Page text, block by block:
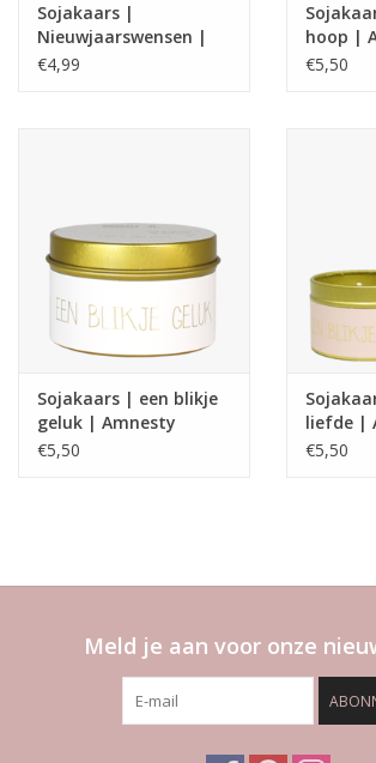
Sojakaars |
Nieuwjaarswensen |
Geur : Winter Glow |
€4,99
hoop |
€5,50
Sojakaars | een blikje
geluk | Amnesty
€5,50
liefde |
€5,50
Meld je aan voor onze